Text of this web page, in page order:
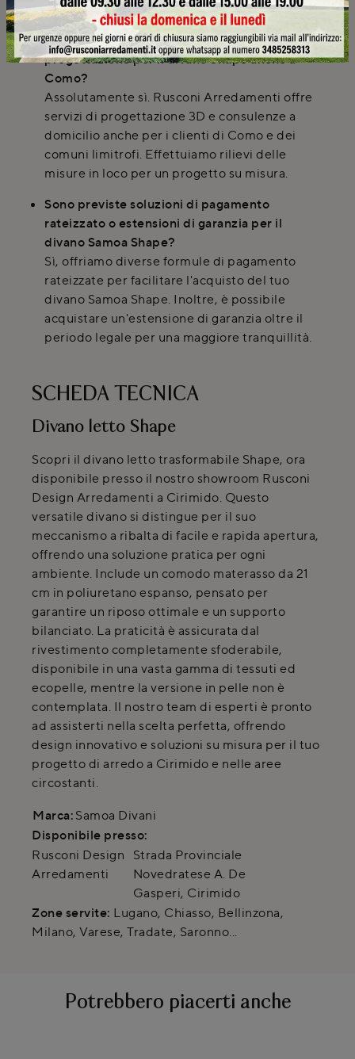
nostro showroom.
Rusconi Arredamenti offre consulenze di
progettazione per il divano Shape anche a
Como?
Assolutamente sì. Rusconi Arredamenti offre
servizi di progettazione 3D e consulenze a
domicilio anche per i clienti di Como e dei
comuni limitrofi. Effettuiamo rilievi delle
misure in loco per un progetto su misura.
Sono previste soluzioni di pagamento
rateizzato o estensioni di garanzia per il
divano Samoa Shape?
Sì, offriamo diverse formule di pagamento
rateizzate per facilitare l'acquisto del tuo
divano Samoa Shape. Inoltre, è possibile
acquistare un'estensione di garanzia oltre il
periodo legale per una maggiore tranquillità.
SCHEDA TECNICA
Divano letto Shape
Scopri il divano letto trasformabile Shape, ora
disponibile presso il nostro showroom Rusconi
Design Arredamenti a Cirimido. Questo
versatile divano si distingue per il suo
meccanismo a ribalta di facile e rapida apertura,
offrendo una soluzione pratica per ogni
ambiente. Include un comodo materasso da 21
cm in poliuretano espanso, pensato per
garantire un riposo ottimale e un supporto
bilanciato. La praticità è assicurata dal
rivestimento completamente sfoderabile,
disponibile in una vasta gamma di tessuti ed
ecopelle, mentre la versione in pelle non è
contemplata. Il nostro team di esperti è pronto
ad assisterti nella scelta perfetta, offrendo
design innovativo e soluzioni su misura per il tuo
progetto di arredo a Cirimido e nelle aree
circostanti.
Marca: Samoa Divani
Disponibile presso:
Rusconi Design
Arredamenti
Strada Provinciale
Novedratese A. De
Gasperi, Cirimido
Zone servite: Lugano, Chiasso, Bellinzona,
Milano, Varese, Tradate, Saronno...
Potrebbero piacerti anche